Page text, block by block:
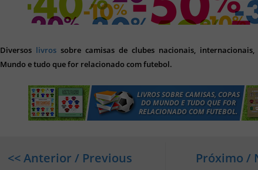
Diversos livros sobre camisas de clubes nacionais, internacionais,
Mundo e tudo que for relacionado com futebol.
Próximo /
<< Anterior / Previous